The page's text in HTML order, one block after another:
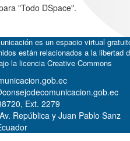
"Todo DSpace".
es un espacio virtual
están relacionados a la libertad
la licencia Creative Commons
Ext. 2279
República y Juan Pablo Sanz